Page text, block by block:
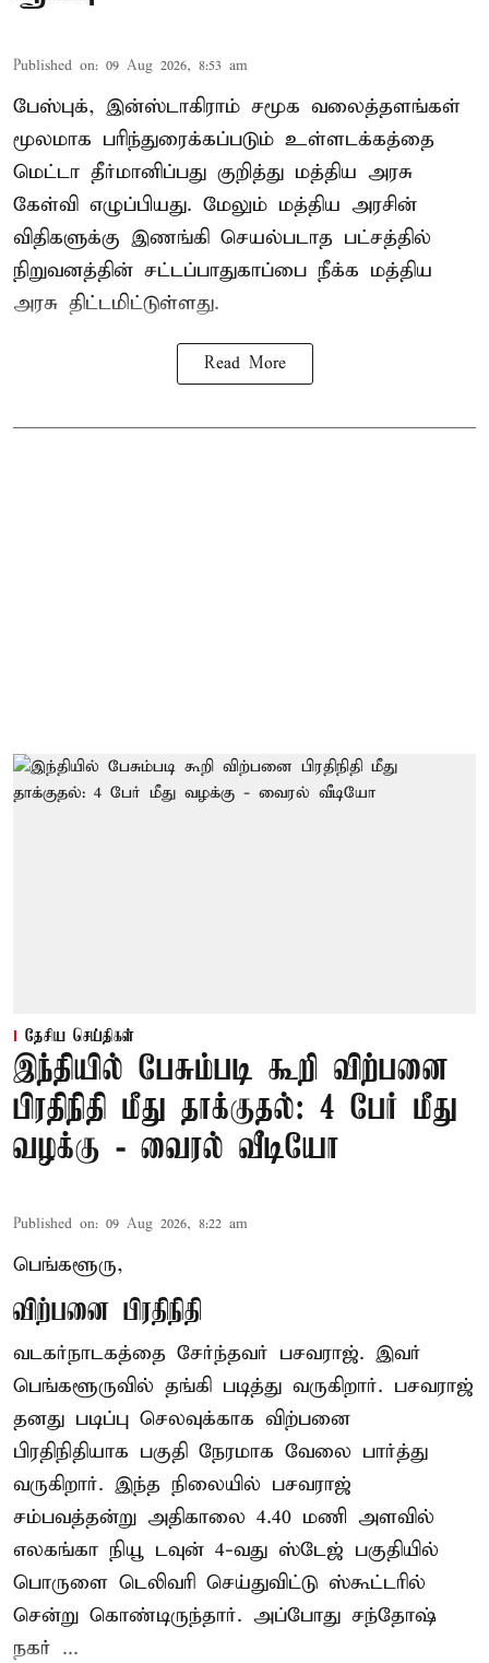
Published on: 09 Aug 2026, 8:53 am
பேஸ்புக், இன்ஸ்டாகிராம் சமூக வலைத்தளங்கள்
மூலமாக பரிந்துரைக்கப்படும் உள்ளடக்கத்தை
மெட்டா தீர்மானிப்பது குறித்து மத்திய அரசு
கேள்வி எழுப்பியது. மேலும் மத்திய அரசின்
விதிகளுக்கு இணங்கி செயல்படாத பட்சத்தில்
நிறுவனத்தின் சட்டப்பாதுகாப்பை நீக்க மத்திய
அரசு திட்டமிட்டுள்ளது.
Read More
தேசிய செய்திகள்
இந்தியில் பேசும்படி கூறி விற்பனை
பிரதிநிதி மீது தாக்குதல்: 4 பேர் மீது
வழக்கு - வைரல் வீடியோ
Published on: 09 Aug 2026, 8:22 am
பெங்களூரு,
விற்பனை பிரதிநிதி
வடகர்நாடகத்தை சேர்ந்தவர் பசவராஜ். இவர்
பெங்களூருவில் தங்கி படித்து வருகிறார். பசவராஜ்
தனது படிப்பு செலவுக்காக விற்பனை
பிரதிநிதியாக பகுதி நேரமாக வேலை பார்த்து
வருகிறார். இந்த நிலையில் பசவராஜ்
சம்பவத்தன்று அதிகாலை 4.40 மணி அளவில்
எலகங்கா நியூ டவுன் 4-வது ஸ்டேஜ் பகுதியில்
பொருளை டெலிவரி செய்துவிட்டு ஸ்கூட்டரில்
சென்று கொண்டிருந்தார். அப்போது சந்தோஷ்
நகர் ...